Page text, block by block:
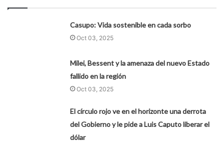
Casupo: Vida sostenible en cada sorbo
Oct 03, 2025
Milei, Bessent y la amenaza del nuevo Estado
fallido en la región
Oct 03, 2025
El círculo rojo ve en el horizonte una derrota
del Gobierno y le pide a Luis Caputo liberar el
dólar